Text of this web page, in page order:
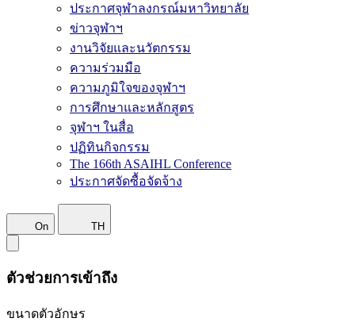
ประกาศจุฬาลงกรณ์มหาวิทยาลัย
ข่าวจุฬาฯ
งานวิจัยและนวัตกรรม
ความร่วมมือ
ความภูมิใจของจุฬาฯ
การศึกษาและหลักสูตร
จุฬาฯ ในสื่อ
ปฏิทินกิจกรรม
The 166th ASAIHL Conference
ประกาศจัดซื้อจัดจ้าง
On TH
ตัวช่วยการเข้าถึง
ขนาดตัวอักษร